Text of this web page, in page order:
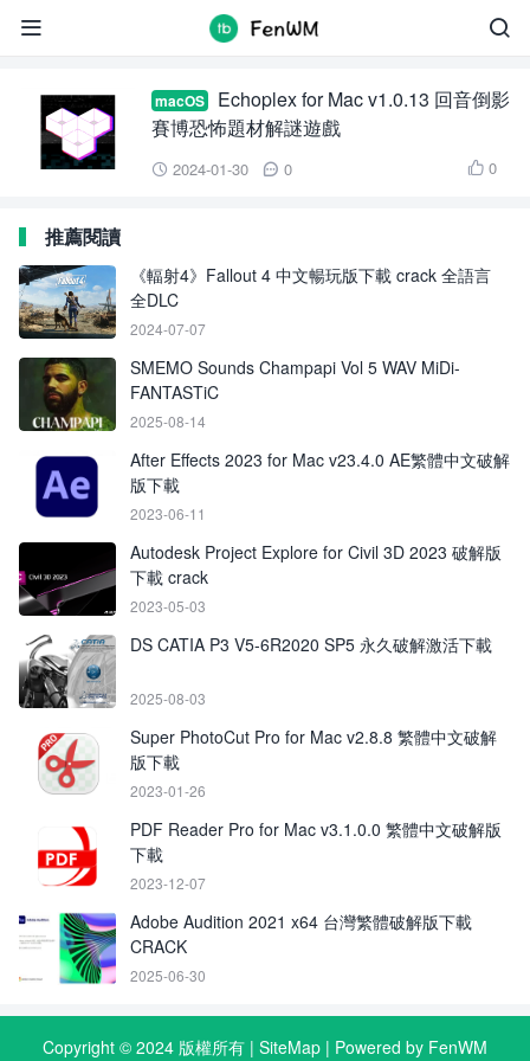


macOS
Echoplex for Mac v1.0.13 回音倒影
賽博恐怖題材解謎遊戲
 2024-01-30  0  0
推薦閱讀
《輻射4》Fallout 4 中文暢玩版下載 crack 全語言
全DLC
2024-07-07
SMEMO Sounds Champapi Vol 5 WAV MiDi-
FANTASTiC
2025-08-14
After Effects 2023 for Mac v23.4.0 AE繁體中文破解
版下載
2023-06-11
Autodesk Project Explore for Civil 3D 2023 破解版
下載 crack
2023-05-03
DS CATIA P3 V5-6R2020 SP5 永久破解激活下載
2025-08-03
Super PhotoCut Pro for Mac v2.8.8 繁體中文破解
版下載
2023-01-26
PDF Reader Pro for Mac v3.1.0.0 繁體中文破解版
下載
2023-12-07
Adobe Audition 2021 x64 台灣繁體破解版下載
CRACK
2025-06-30
Copyright © 2024 版權所有 | SiteMap | Powered by FenWM